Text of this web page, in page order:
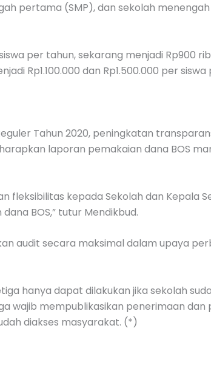
pertama (SMP), dan sekolah
per tahun, sekarang menjadi Rp900
Rp1.100.000 dan Rp1.500.000 per
Tahun 2020, peningkatan
laporan pemakaian dana BOS
fleksibilitas kepada Sekolah dan Kepala
BOS,” tutur Mendikbud.
audit secara maksimal dalam upaya
hanya dapat dilakukan jika sekolah
wajib mempublikasikan penerimaan dan
diakses masyarakat. (*)